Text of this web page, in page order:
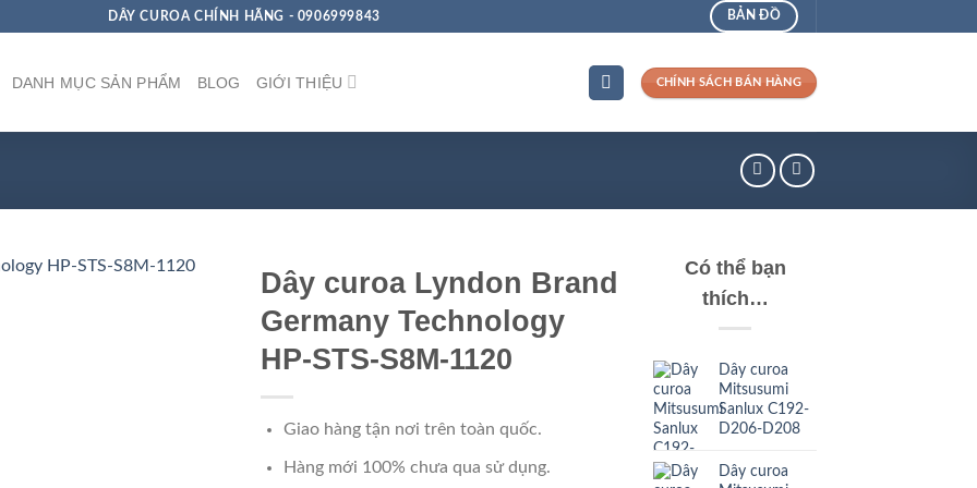
DÂY CUROA CHÍNH HÃNG - 0906999843 BẢN ĐỒ
DANH MỤC SẢN PHẨM BLOG GIỚI THIỆU CHÍNH SÁCH BÁN HÀNG
Dây curoa Lyndon Brand
Germany Technology
HP-STS-S8M-1120
Giao hàng tận nơi trên toàn quốc.
Hàng mới 100% chưa qua sử dụng.
Có thể bạn
thích…
Dây curoa
Mitsusumi
Sanlux C192-
D206-D208
Dây curoa